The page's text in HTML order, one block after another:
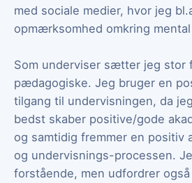
med sociale medier, hvor jeg
opmærksomhed omkring
Som underviser sætter jeg stor
pædagogiske. Jeg bruger en
tilgang til undervisningen, da
bedst skaber positive/gode
og samtidig fremmer en positiv
og undervisnings-processen.
forstående, men udfordrer